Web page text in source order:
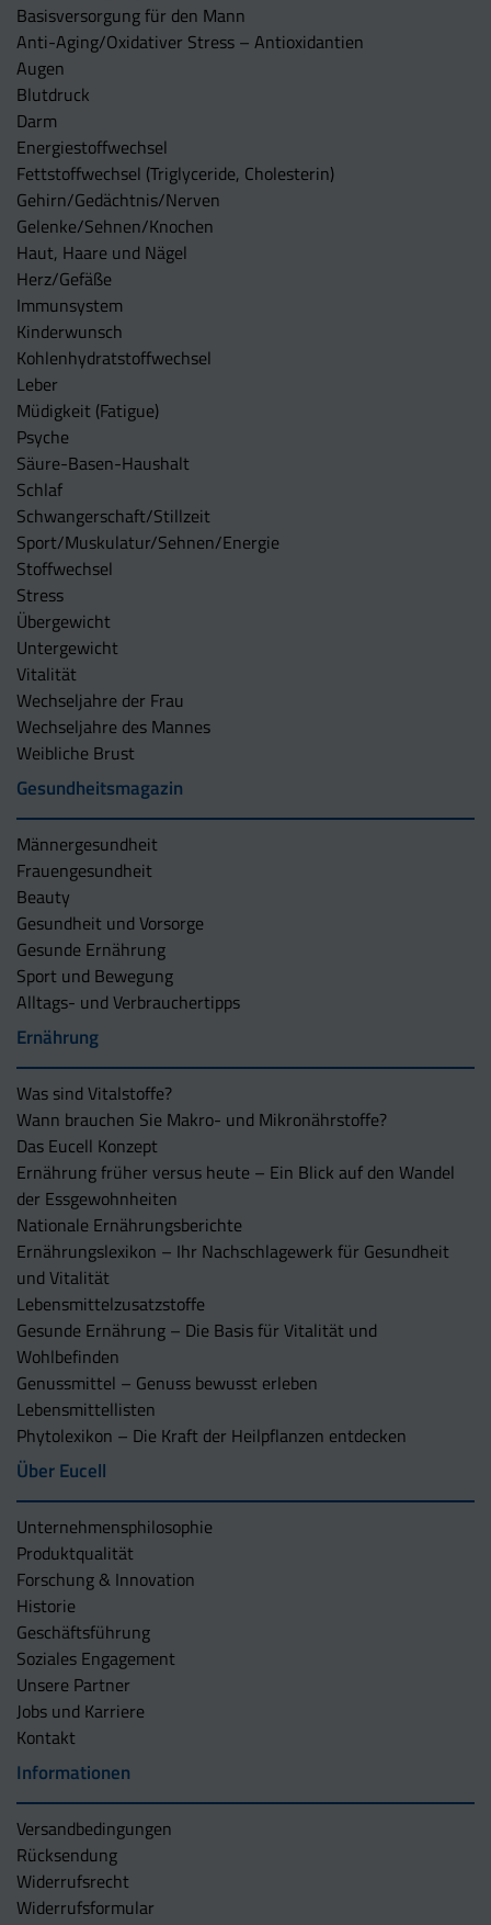
Basisversorgung für den Mann
Anti-Aging/Oxidativer Stress – Antioxidantien
Augen
Blutdruck
Darm
Energiestoffwechsel
Fettstoffwechsel (Triglyceride, Cholesterin)
Gehirn/Gedächtnis/Nerven
Gelenke/Sehnen/Knochen
Haut, Haare und Nägel
Herz/Gefäße
Immunsystem
Kinderwunsch
Kohlenhydratstoffwechsel
Leber
Müdigkeit (Fatigue)
Psyche
Säure-Basen-Haushalt
Schlaf
Schwangerschaft/Stillzeit
Sport/Muskulatur/Sehnen/Energie
Stoffwechsel
Stress
Übergewicht
Untergewicht
Vitalität
Wechseljahre der Frau
Wechseljahre des Mannes
Weibliche Brust
Gesundheitsmagazin
Männergesundheit
Frauengesundheit
Beauty
Gesundheit und Vorsorge
Gesunde Ernährung
Sport und Bewegung
Alltags- und Verbrauchertipps
Ernährung
Was sind Vitalstoffe?
Wann brauchen Sie Makro- und Mikronährstoffe?
Das Eucell Konzept
Ernährung früher versus heute – Ein Blick auf den Wandel
der Essgewohnheiten
Nationale Ernährungsberichte
Ernährungslexikon – Ihr Nachschlagewerk für Gesundheit
und Vitalität
Lebensmittelzusatzstoffe
Gesunde Ernährung – Die Basis für Vitalität und
Wohlbefinden
Genussmittel – Genuss bewusst erleben
Lebensmittellisten
Phytolexikon – Die Kraft der Heilpflanzen entdecken
Über Eucell
Unternehmens­philosophie
Produktqualität
Forschung & Innovation
Historie
Geschäftsführung
Soziales Engagement
Unsere Partner
Jobs und Karriere
Kontakt
Informationen
Versandbedingungen
Rücksendung
Widerrufsrecht
Widerrufsformular